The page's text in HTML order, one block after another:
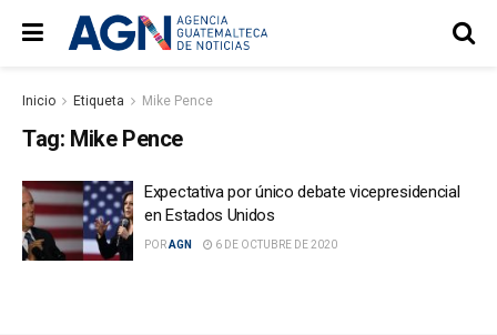
Inicio Etiqueta Mike Pence
Tag: Mike Pence
Expectativa por único debate vicepresidencial
en Estados Unidos
PORAGN 6 DE OCTUBRE DE 2020